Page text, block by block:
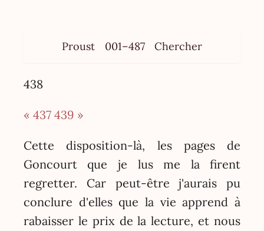
Proust 001–487 Chercher
438
« 437 439 »
Cette disposition-là, les pages de
Goncourt que je lus me la firent
regretter. Car peut-être j'aurais pu
conclure d'elles que la vie apprend à
rabaisser le prix de la lecture, et nous